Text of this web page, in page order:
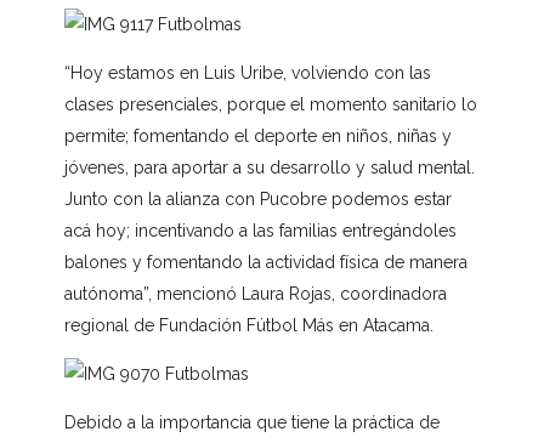
“Hoy estamos en Luis Uribe, volviendo con las
clases presenciales, porque el momento sanitario lo
permite; fomentando el deporte en niños, niñas y
jóvenes, para aportar a su desarrollo y salud mental.
Junto con la alianza con Pucobre podemos estar
acá hoy; incentivando a las familias entregándoles
balones y fomentando la actividad física de manera
autónoma”, mencionó Laura Rojas, coordinadora
regional de Fundación Fútbol Más en Atacama.
Debido a la importancia que tiene la práctica de